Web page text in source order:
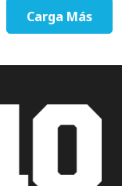
Carga Más